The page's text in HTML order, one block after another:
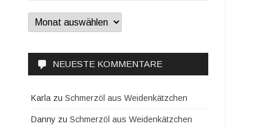
Archiv
NEUESTE KOMMENTARE
Karla zuSchmerzöl aus Weidenkätzchen
Danny zuSchmerzöl aus Weidenkätzchen